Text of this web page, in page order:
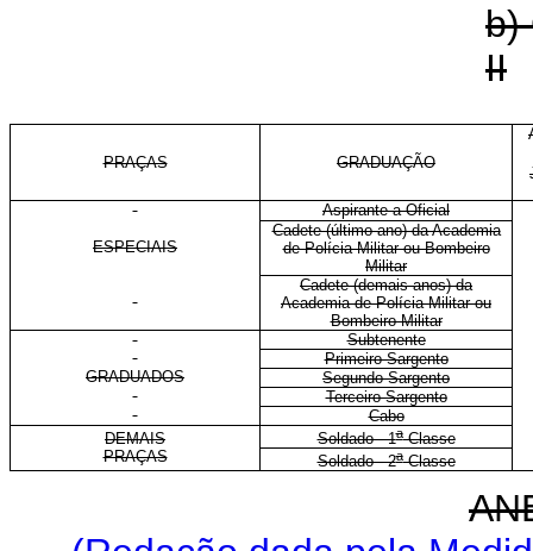
b)
II
PRAÇAS GRADUAÇÃO
Aspirante a Oficial
ESPECIAIS
Cadete (último ano) da Academia
de Polícia Militar ou Bombeiro
Militar
Cadete (demais anos) da
Academia de Polícia Militar ou
Bombeiro Militar
Subtenente
Primeiro-Sargento
GRADUADOS
Segundo-Sargento
Terceiro-Sargento
Cabo
DEMAIS
Soldado - 1aClasse
PRAÇAS
Soldado - 2aClasse